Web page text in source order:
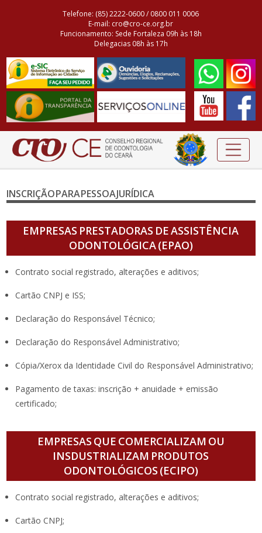
Telefone: (85) 2222-0600 / 0800 011 0006
E-mail: cro@cro-ce.org.br
Funcionamento: Sede Fortaleza 09h às 18h
Delegacias 08h às 17h
INSCRIÇÃO PARA PESSOA JURÍDICA
EMPRESAS PRESTADORAS DE ASSISTÊNCIA
ODONTOLÓGICA (EPAO)
Contrato social registrado, alterações e aditivos;
Cartão CNPJ e ISS;
Declaração do Responsável Técnico;
Declaração do Responsável Administrativo;
Cópia/Xerox da Identidade Civil do Responsável Administrativo;
Pagamento de taxas: inscrição + anuidade + emissão
certificado;
EMPRESAS QUE COMERCIALIZAM OU
INSDUSTRIALIZAM PRODUTOS
ODONTOLÓGICOS (ECIPO)
Contrato social registrado, alterações e aditivos;
Cartão CNPJ;